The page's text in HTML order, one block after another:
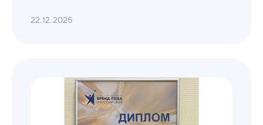
22.12.2025